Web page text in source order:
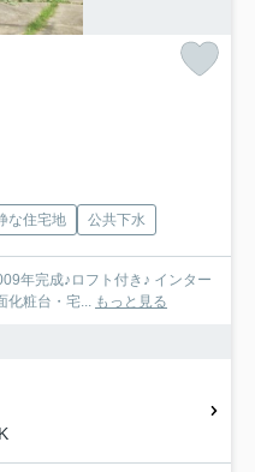
な住宅地 公共下水
年完成♪ロフト付き♪ インター
化粧台・宅...
もっと見る